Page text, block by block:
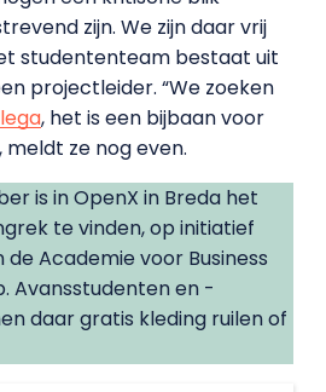
zijn. We zijn daar vrij
studententeam bestaat uit
projectleider. “We zoeken
, het is een bijbaan voor
ze nog even.
is in OpenX in Breda het
te vinden, op initiatief
Academie voor Business
Avansstudenten en -
daar gratis kleding ruilen of